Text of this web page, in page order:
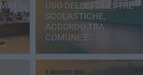
USO DELLE PALESTRE
SCOLASTICHE,
ACCORDO TRA
COMUNE E
PROVINCIA
3 AGOSTO 2026